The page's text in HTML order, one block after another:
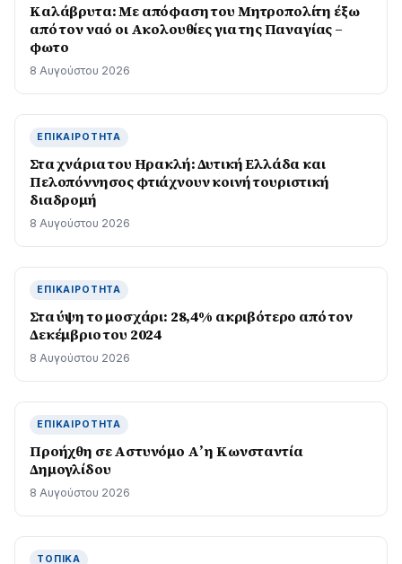
Καλάβρυτα: Με απόφαση του Μητροπολίτη έξω
από τον ναό οι Ακολουθίες για της Παναγίας –
φωτο
8 Αυγούστου 2026
ΕΠΙΚΑΙΡΌΤΗΤΑ
Στα χνάρια του Ηρακλή: Δυτική Ελλάδα και
Πελοπόννησος φτιάχνουν κοινή τουριστική
διαδρομή
8 Αυγούστου 2026
ΕΠΙΚΑΙΡΌΤΗΤΑ
Στα ύψη το μοσχάρι: 28,4% ακριβότερο από τον
Δεκέμβριο του 2024
8 Αυγούστου 2026
ΕΠΙΚΑΙΡΌΤΗΤΑ
Προήχθη σε Αστυνόμο Α’ η Κωνσταντία
Δημογλίδου
8 Αυγούστου 2026
ΤΟΠΙΚΆ